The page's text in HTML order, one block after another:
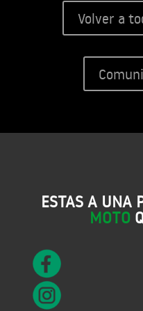
Volver a
ESTAS A UNA
MOTO